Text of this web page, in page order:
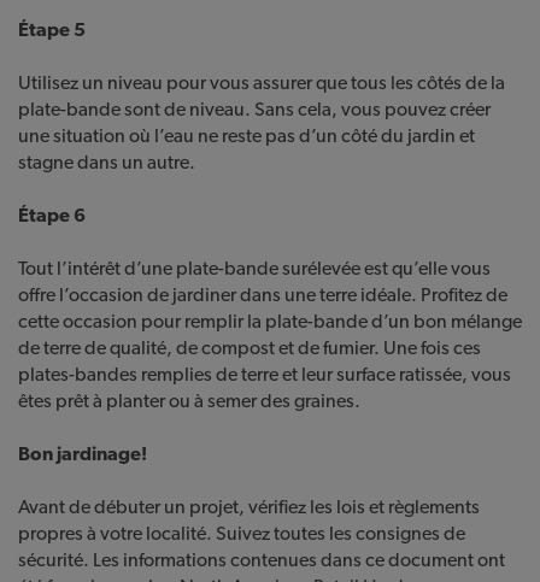
Étape 5
Utilisez un niveau pour vous assurer que tous les côtés de la
plate-bande sont de niveau. Sans cela, vous pouvez créer
une situation où l’eau ne reste pas d’un côté du jardin et
stagne dans un autre.
Étape 6
Tout l’intérêt d’une plate-bande surélevée est qu’elle vous
offre l’occasion de jardiner dans une terre idéale. Profitez de
cette occasion pour remplir la plate-bande d’un bon mélange
de terre de qualité, de compost et de fumier. Une fois ces
plates-bandes remplies de terre et leur surface ratissée, vous
êtes prêt à planter ou à semer des graines.
Bon jardinage!
Avant de débuter un projet, vérifiez les lois et règlements
propres à votre localité. Suivez toutes les consignes de
sécurité. Les informations contenues dans ce document ont